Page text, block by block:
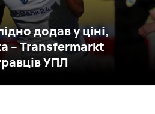
додав у ціні,
– Transfermarkt
УПЛ